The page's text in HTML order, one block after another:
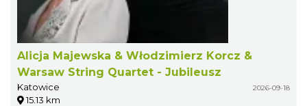
Alicja Majewska & Włodzimierz Korcz &
Warsaw String Quartet - Jubileusz
Katowice 2026-09-18
15.13 km